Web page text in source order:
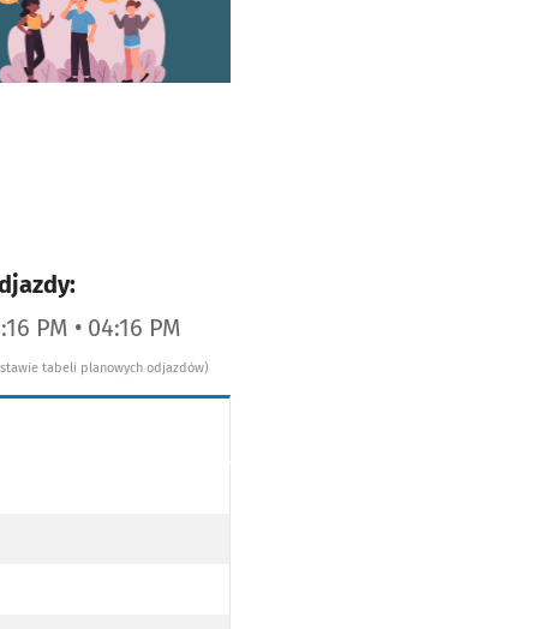
się w nowej karcie
PM • 04:16 PM
tabeli planowych odjazdów)
WROCŁAWSKĄ